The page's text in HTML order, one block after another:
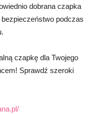
dobrana czapka
podczas
czapkę dla Twojego
Sprawdź szeroki